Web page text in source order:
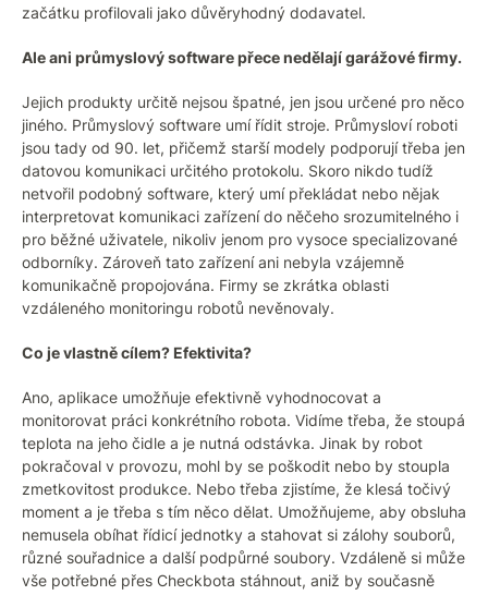
začátku profilovali jako důvěryhodný dodavatel.
Ale ani průmyslový software přece nedělají garážové firmy.
Jejich produkty určitě nejsou špatné, jen jsou určené pro něco
jiného. Průmyslový software umí řídit stroje. Průmysloví roboti
jsou tady od 90. let, přičemž starší modely podporují třeba jen
datovou komunikaci určitého protokolu. Skoro nikdo tudíž
netvořil podobný software, který umí překládat nebo nějak
interpretovat komunikaci zařízení do něčeho srozumitelného i
pro běžné uživatele, nikoliv jenom pro vysoce specializované
odborníky. Zároveň tato zařízení ani nebyla vzájemně
komunikačně propojována. Firmy se zkrátka oblasti
vzdáleného monitoringu robotů nevěnovaly.
Co je vlastně cílem? Efektivita?
Ano, aplikace umožňuje efektivně vyhodnocovat a
monitorovat práci konkrétního robota. Vidíme třeba, že stoupá
teplota na jeho čidle a je nutná odstávka. Jinak by robot
pokračoval v provozu, mohl by se poškodit nebo by stoupla
zmetkovitost produkce. Nebo třeba zjistíme, že klesá točivý
moment a je třeba s tím něco dělat. Umožňujeme, aby obsluha
nemusela obíhat řídicí jednotky a stahovat si zálohy souborů,
různé souřadnice a další podpůrné soubory. Vzdáleně si může
vše potřebné přes Checkbota stáhnout, aniž by současně